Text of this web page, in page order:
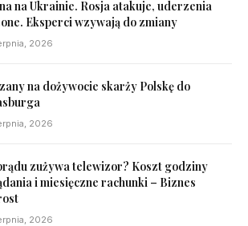
na Ukrainie. Rosja atakuje, uderzenia
Eksperci wzywają do zmiany
2026
na dożywocie skarży Polskę do
2026
zużywa telewizor? Koszt godziny
i miesięczne rachunki – Biznes
2026